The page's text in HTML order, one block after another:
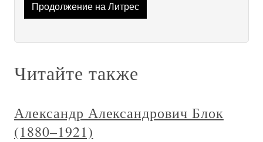
Продолжение на Литрес
Читайте также
Александр Александрович Блок
(1880–1921)